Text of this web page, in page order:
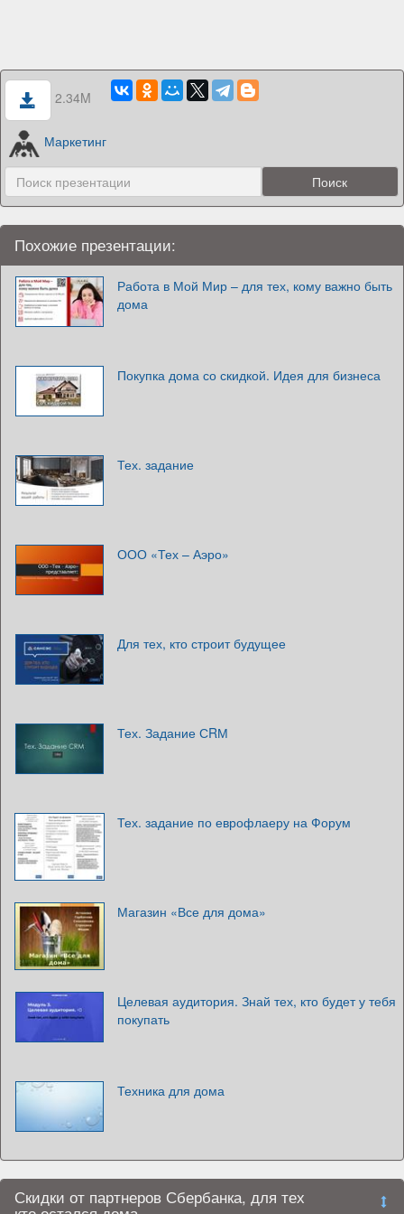
2.34M
Маркетинг
Похожие презентации:
Работа в Мой Мир – для тех, кому важно быть
дома
Покупка дома со скидкой. Идея для бизнеса
Тех. задание
ООО «Тех – Аэро»
Для тех, кто строит будущее
Тех. Задание СRМ
Тех. задание по еврофлаеру на Форум
Магазин «Все для дома»
Целевая аудитория. Знай тех, кто будет у тебя
покупать
Техника для дома
Скидки от партнеров Сбербанка, для тех